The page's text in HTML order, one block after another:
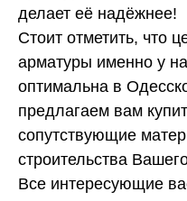
делает её надёжнее!
Стоит отметить, что
арматуры именно у
оптимальна в
предлагаем вам
сопутствующие
строительства
Все интересующие